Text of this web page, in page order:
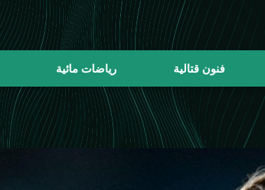
فنون قتالية رياضات مائية